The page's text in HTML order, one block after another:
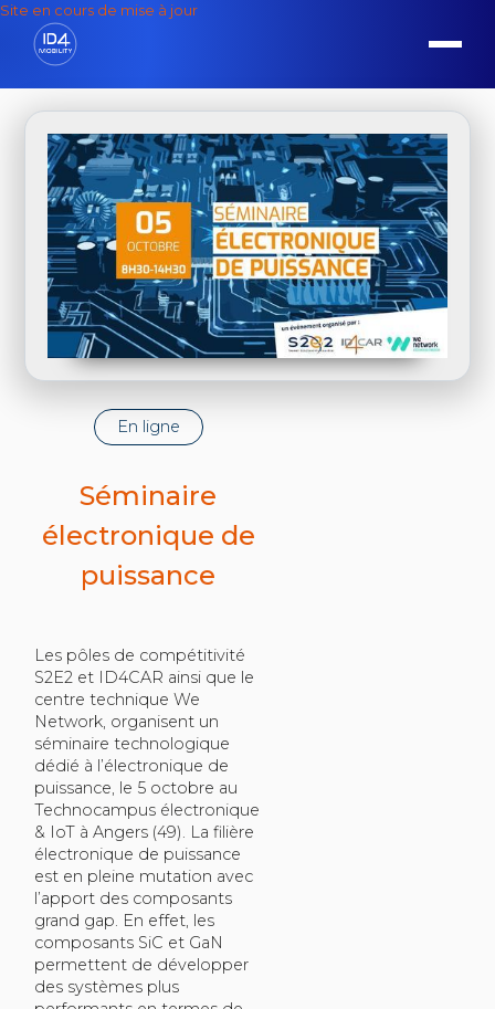
Site en cours de mise à jour
En ligne
Séminaire
électronique de
puissance
Les pôles de compétitivité
S2E2 et ID4CAR ainsi que le
centre technique We
Network, organisent un
séminaire technologique
dédié à l’électronique de
puissance, le 5 octobre au
Technocampus électronique
& IoT à Angers (49). La filière
électronique de puissance
est en pleine mutation avec
l’apport des composants
grand gap. En effet, les
composants SiC et GaN
permettent de développer
des systèmes plus